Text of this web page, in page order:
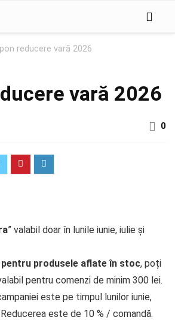
reducere vară 2026
vară 2026
0
” valabil doar în lunile iunie, iulie și
pentru produsele aflate în stoc, poți
pentru comenzi de minim 300 lei.
este pe timpul lunilor iunie,
este de 10 % / comandă.